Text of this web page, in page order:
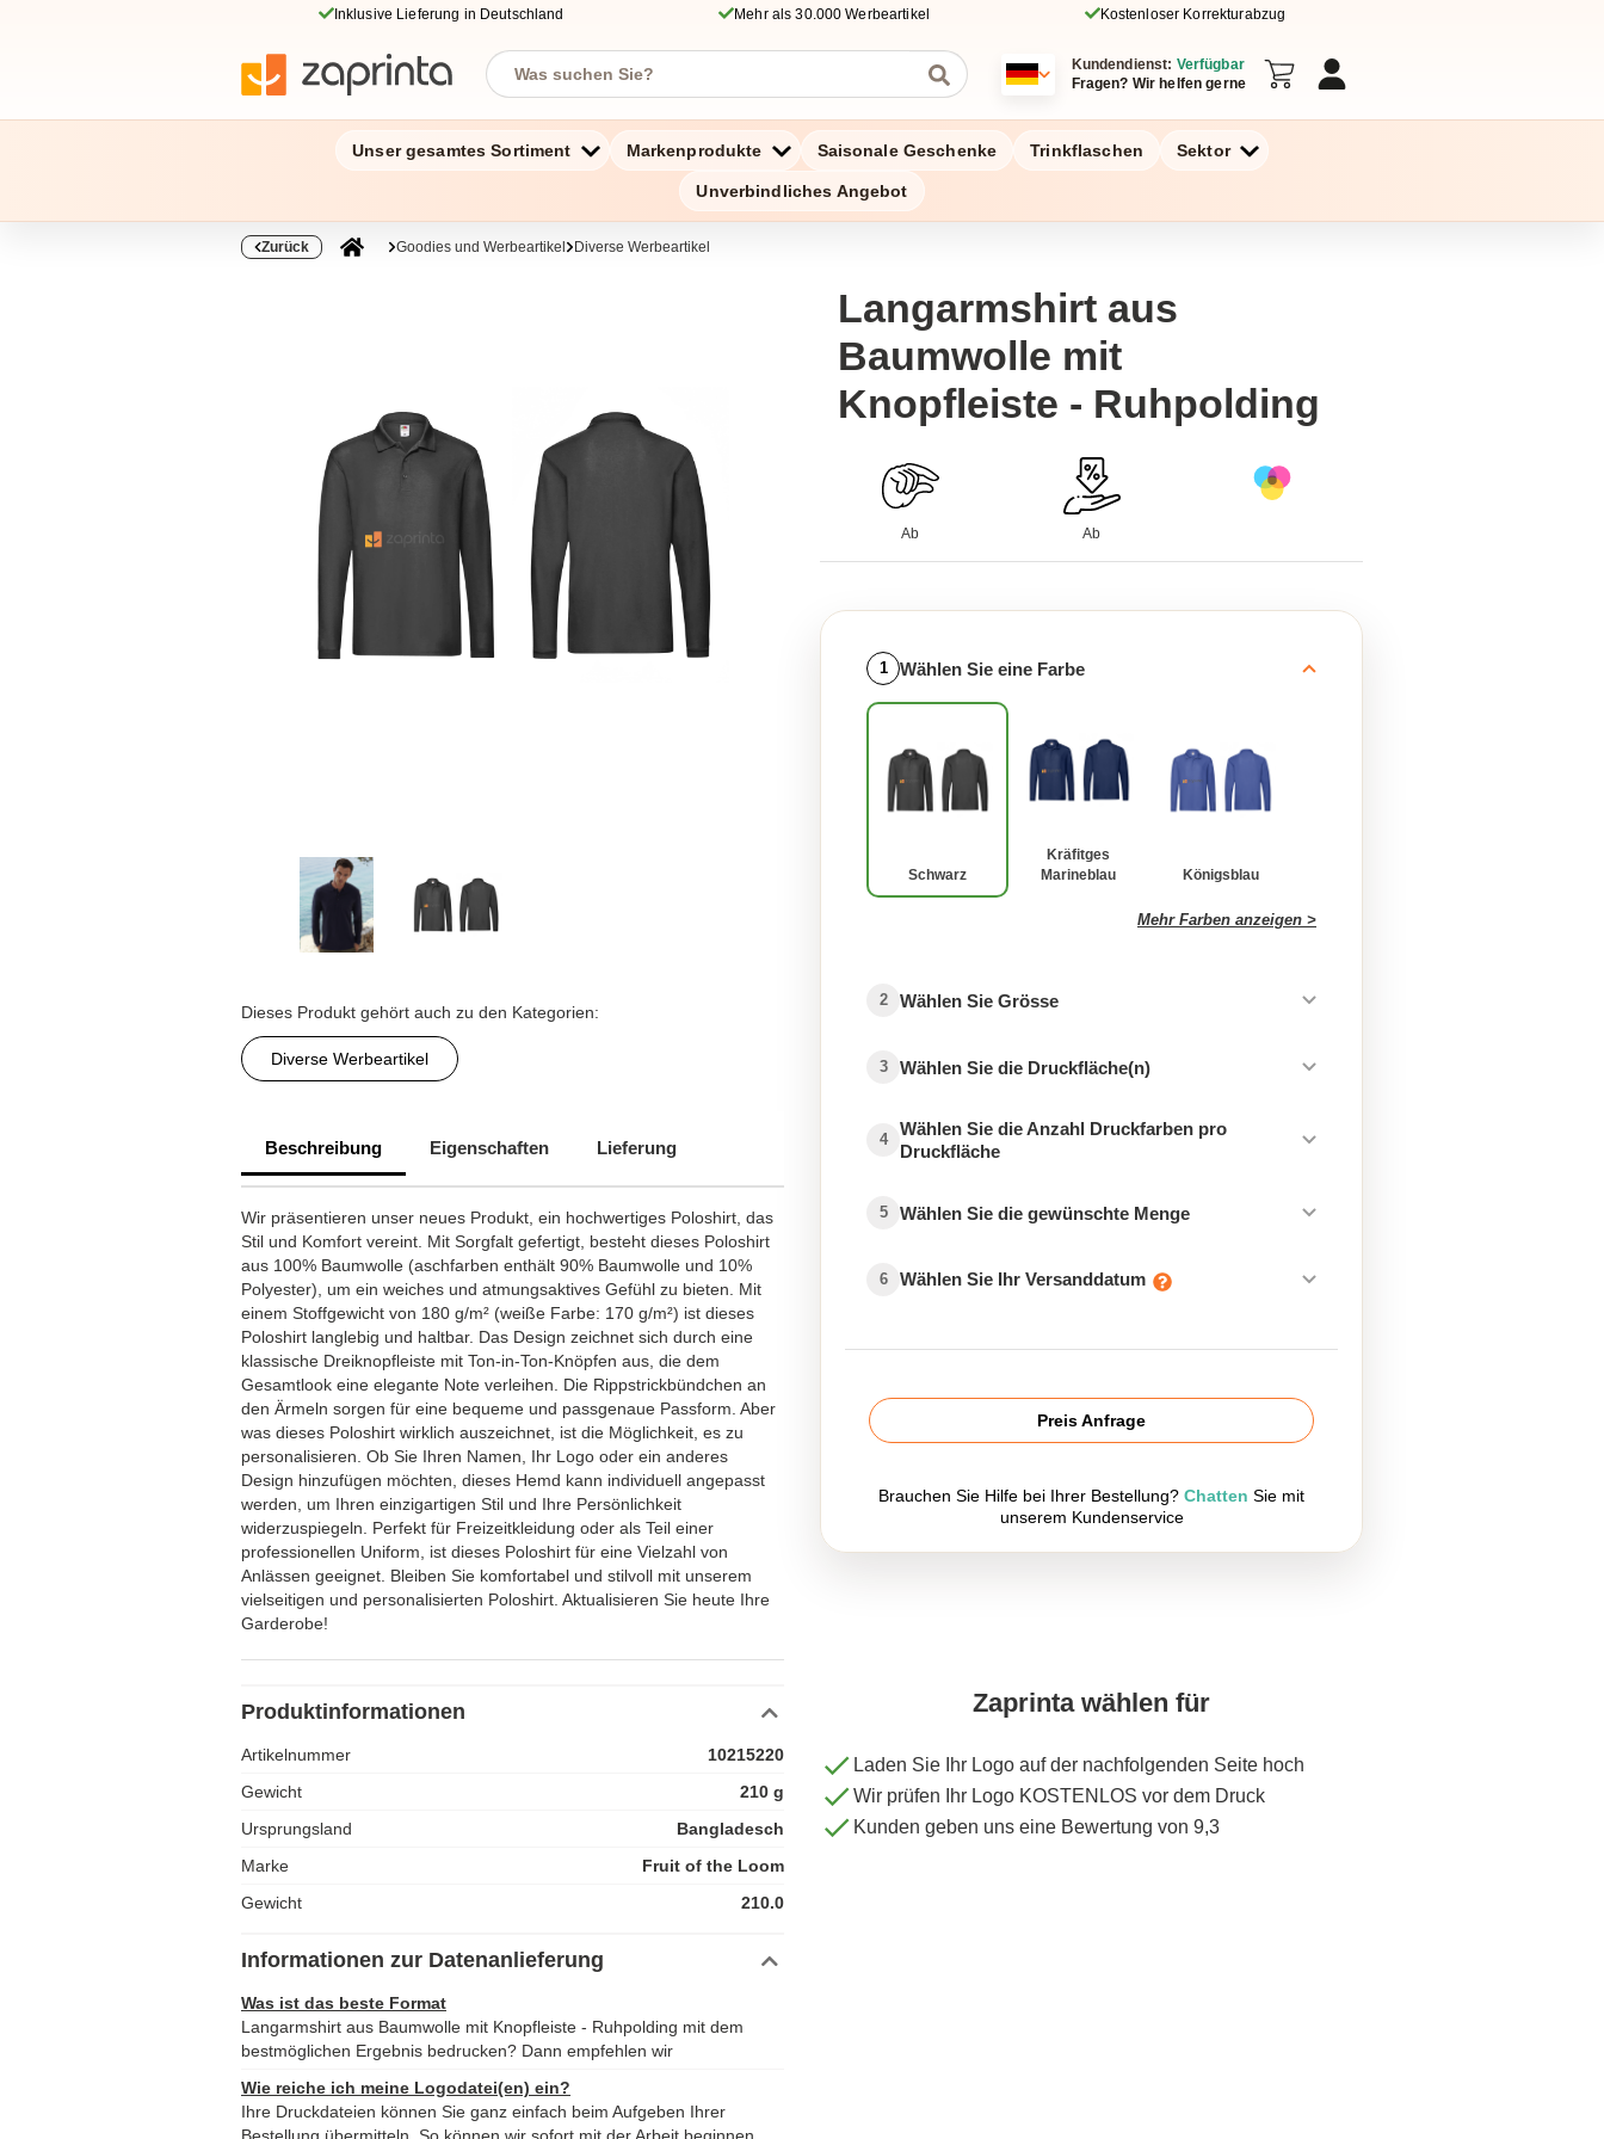
Inklusive Lieferung in Deutschland Mehr als 30.000 Werbeartikel Kostenloser Korrekturabzug
Kundendienst: Verfügbar
Fragen? Wir helfen gerne
Unser gesamtes Sortiment Markenprodukte Saisonale Geschenke Trinkflaschen Sektor
Unverbindliches Angebot
Zurück Goodies und Werbeartikel Diverse Werbeartikel
Dieses Produkt gehört auch zu den Kategorien:
Diverse Werbeartikel
Beschreibung Eigenschaften Lieferung
Wir präsentieren unser neues Produkt, ein hochwertiges Poloshirt, das
Stil und Komfort vereint. Mit Sorgfalt gefertigt, besteht dieses Poloshirt
aus 100% Baumwolle (aschfarben enthält 90% Baumwolle und 10%
Polyester), um ein weiches und atmungsaktives Gefühl zu bieten. Mit
einem Stoffgewicht von 180 g/m² (weiße Farbe: 170 g/m²) ist dieses
Poloshirt langlebig und haltbar. Das Design zeichnet sich durch eine
klassische Dreiknopfleiste mit Ton-in-Ton-Knöpfen aus, die dem
Gesamtlook eine elegante Note verleihen. Die Rippstrickbündchen an
den Ärmeln sorgen für eine bequeme und passgenaue Passform. Aber
was dieses Poloshirt wirklich auszeichnet, ist die Möglichkeit, es zu
personalisieren. Ob Sie Ihren Namen, Ihr Logo oder ein anderes
Design hinzufügen möchten, dieses Hemd kann individuell angepasst
werden, um Ihren einzigartigen Stil und Ihre Persönlichkeit
widerzuspiegeln. Perfekt für Freizeitkleidung oder als Teil einer
professionellen Uniform, ist dieses Poloshirt für eine Vielzahl von
Anlässen geeignet. Bleiben Sie komfortabel und stilvoll mit unserem
vielseitigen und personalisierten Poloshirt. Aktualisieren Sie heute Ihre
Garderobe!
Produktinformationen
Artikelnummer
10215220
Gewicht
210 g
Ursprungsland
Bangladesch
Marke
Fruit of the Loom
Gewicht
210.0
Informationen zur Datenanlieferung
Was ist das beste Format
Langarmshirt aus Baumwolle mit Knopfleiste - Ruhpolding mit dem
bestmöglichen Ergebnis bedrucken? Dann empfehlen wir
Wie reiche ich meine Logodatei(en) ein?
Ihre Druckdateien können Sie ganz einfach beim Aufgeben Ihrer
Langarmshirt aus
Baumwolle mit
Knopfleiste - Ruhpolding
Ab Ab
1 Wählen Sie eine Farbe
Schwarz
Kräfitges
Marineblau
Königsblau
Mehr Farben anzeigen >
2 Wählen Sie Grösse
3 Wählen Sie die Druckfläche(n)
4
Wählen Sie die Anzahl Druckfarben pro
Druckfläche
5 Wählen Sie die gewünschte Menge
6 Wählen Sie Ihr Versanddatum
Preis Anfrage
Brauchen Sie Hilfe bei Ihrer Bestellung? Chatten Sie mit
unserem Kundenservice
Zaprinta wählen für
Laden Sie Ihr Logo auf der nachfolgenden Seite hoch
Wir prüfen Ihr Logo KOSTENLOS vor dem Druck
Kunden geben uns eine Bewertung von 9,3